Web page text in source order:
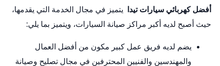
أفضل كهربائي سيارات تيدا
يتميز في مجال الخدمة التي يقدمها،
حيث أصبح لديه أكبر مراكز صيانة السيارات، ويتميز بما يلي:
يضم لديه فريق عمل كبير مكون من أفضل العمال
والمهندسين والفنيين المحترفين في مجال تصليح وصيانة